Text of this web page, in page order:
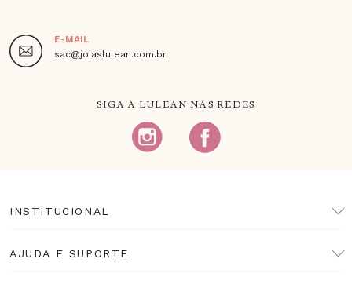
E-MAIL
sac@joiaslulean.com.br
SIGA A LULEAN NAS REDES
INSTITUCIONAL
AJUDA E SUPORTE